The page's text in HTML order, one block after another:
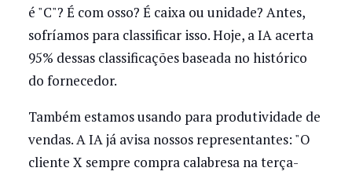
é "C"? É com osso? É caixa ou unidade? Antes,
sofríamos para classificar isso. Hoje, a IA acerta
95% dessas classificações baseada no histórico
do fornecedor.
Também estamos usando para produtividade de
vendas. A IA já avisa nossos representantes: "O
cliente X sempre compra calabresa na terça-